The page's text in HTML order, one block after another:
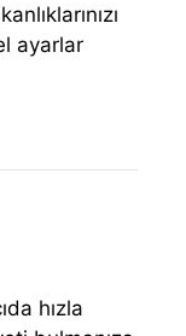
ayarlar
hızla